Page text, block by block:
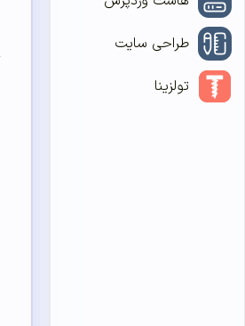
طراحی سایت
تولزینا